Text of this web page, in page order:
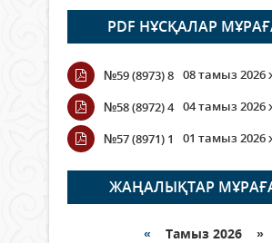
Open Air: Қызылорда
полиция департаменті 20
мыңнан астам көрерменнің
қауіпсіздігін қамтамасыз етті
06 тамыз 2026 ж.
Wi-Fi ҚАБЫРҒА АРҚЫЛЫ
ӨТЕДІ?
06 тамыз 2026 ж. 264
граждане Казахстана,
PDF НҰСҚАЛАР
№59 (8973) 8 08 тамыз 2026
№58 (8972) 4 04 тамыз 2026
№57 (8971) 1
01 тамыз 2026
ЖАҢАЛЫҚТАР
« Тамыз 2026 »